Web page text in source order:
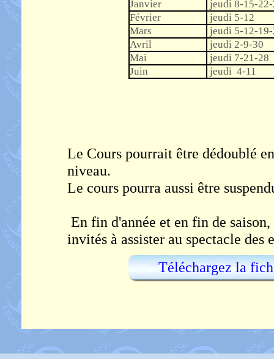
Janvier
jeudi 8-15-
Février
jeudi 5-12
Mars
jeudi 5-12-
Avril
jeudi 2-9-30
Mai
jeudi 7-21-28
Juin
jeudi 4-11
Le Cours pourrait être dédoublé
niveau.
Le cours pourra aussi être
En fin d'année et en fin de
invités à assister au spectacle des
Téléchargez la